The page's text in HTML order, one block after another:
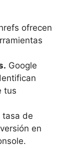
ofrecen
Google
tus
tasa de
en